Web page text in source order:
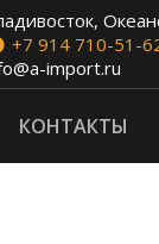
+7 914 710-51-
import.ru
КОНТАКТЫ